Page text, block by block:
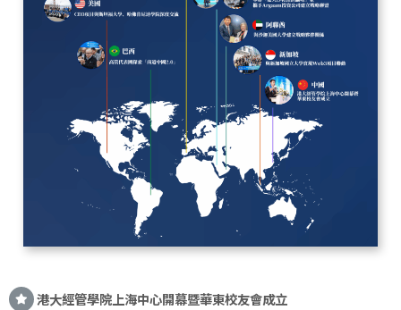
港大經管學院上海中心開幕暨華東校友會成立